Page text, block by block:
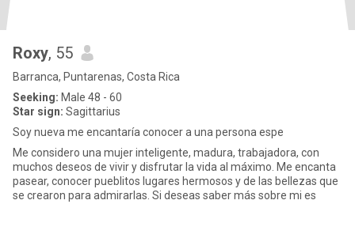
Roxy, 55
Barranca, Puntarenas, Costa Rica
Seeking: Male 48 - 60
Star sign: Sagittarius
Soy nueva me encantaría conocer a una persona espe
Me considero una mujer inteligente, madura, trabajadora, con
muchos deseos de vivir y disfrutar la vida al máximo. Me encanta
pasear, conocer pueblitos lugares hermosos y de las bellezas que
se crearon para admirarlas. Si deseas saber más sobre mi es